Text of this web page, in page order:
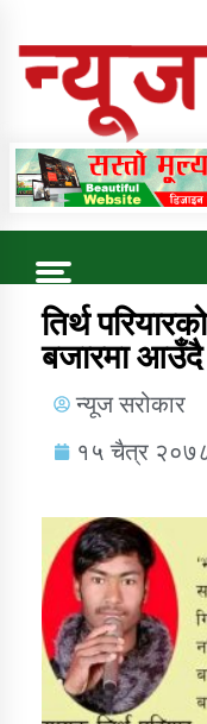
Online News Portal
Trending Now
कुषि
तिर्थ
बजारमा आउँदै
न्यूज सरोकार
१५ चैत्र